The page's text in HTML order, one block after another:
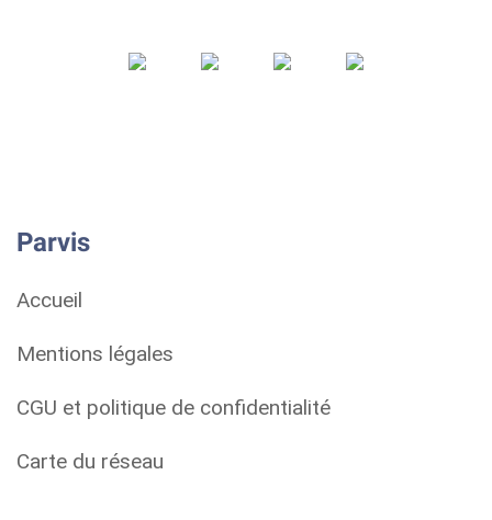
Parvis
Accueil
Mentions légales
CGU et politique de confidentialité
Carte du réseau